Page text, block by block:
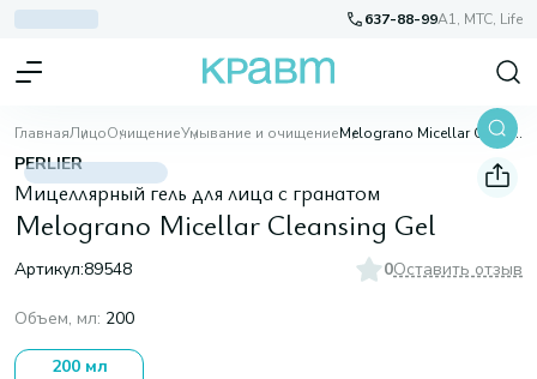
637-88-99A1, МТС, Life
ГлавнаяЛицоОчищениеУмывание и очищение Melograno Micellar Cleansing Gel
PERLIER
Мицеллярный гель для лица с гранатом
Melograno Micellar Cleansing Gel
Артикул:89548 0Оставить отзыв
Объем, мл: 200
200 мл